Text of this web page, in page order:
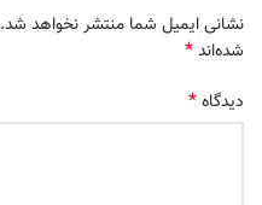
نشانی ایمیل شما منتشر نخواهد شد.
شده‌اند*
دیدگاه*